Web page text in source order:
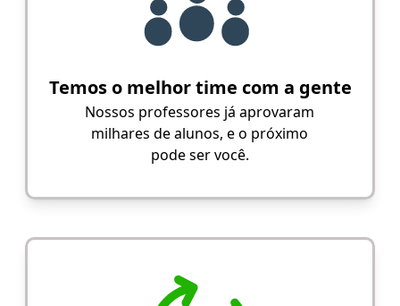
Temos o melhor time com a gente
Nossos professores já aprovaram
milhares de alunos, e o próximo
pode ser você.